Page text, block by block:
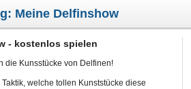
Meine Delfinshow
- kostenlos spielen
die Kunsstücke von Delfinen!
welche tollen Kunststücke diese